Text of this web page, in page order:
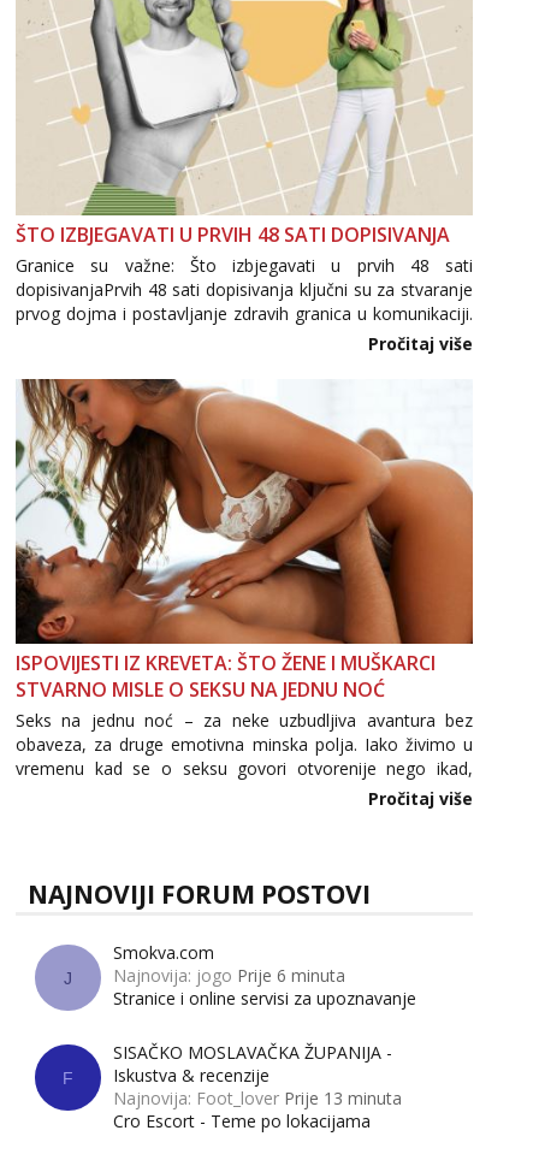
ŠTO IZBJEGAVATI U PRVIH 48 SATI DOPISIVANJA
Granice su važne: Što izbjegavati u prvih 48 sati
dopisivanjaPrvih 48 sati dopisivanja ključni su za stvaranje
prvog dojma i postavljanje zdravih granica u komunikaciji.
Važno je izbjeći prebrzo otkrivanje osobnih ili intimnih
informacija, jer nepoznata osoba još nije zaslužila to
povjerenje. Takođe...
Pročitaj više
ISPOVIJESTI IZ KREVETA: ŠTO ŽENE I MUŠKARCI
STVARNO MISLE O SEKSU NA JEDNU NOĆ
Seks na jednu noć – za neke uzbudljiva avantura bez
obaveza, za druge emotivna minska polja. Iako živimo u
vremenu kad se o seksu govori otvorenije nego ikad,
tema „jedne noći strasti“ i dalje izaziva burne rasprave. Što
Pročitaj više
NAJNOVIJI FORUM POSTOVI
J
Smokva.com
Najnovija: jogo Prije 6 minuta
Stranice i online servisi za upoznavanje
F
SISAČKO MOSLAVAČKA ŽUPANIJA -
Iskustva & recenzije
Najnovija: Foot_lover Prije 13 minuta
Cro Escort - Teme po lokacijama